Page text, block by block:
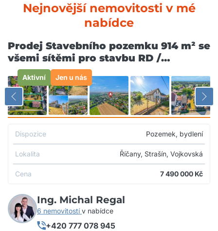
Nejnovější nemovitosti v mé
nabídce
Prodej Stavebního pozemku 914 m² se
všemi sítěmi pro stavbu RD /
dvojdomu Říčany, Strašín
Aktivní Jen u nás
Dispozice Pozemek, bydlení
Lokalita Říčany, Strašín, Vojkovská
Cena 7 490 000 Kč
Ing. Michal Regal
6 nemovitostív nabídce
+420 777 078 945